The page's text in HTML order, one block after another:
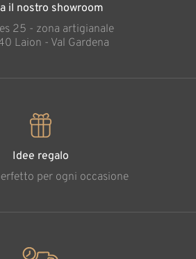
il nostro showroom
25 - zona artigianale
Laion - Val Gardena
Idee regalo
per ogni occasione